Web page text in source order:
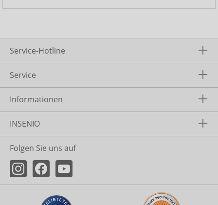
Service-Hotline
Service
Informationen
INSENIO
Folgen Sie uns auf